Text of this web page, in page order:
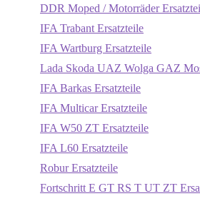
DDR Moped / Motorräder
IFA Trabant Ersatzteile
IFA Wartburg Ersatzteile
Lada Skoda UAZ Wolga GAZ
IFA Barkas Ersatzteile
IFA Multicar Ersatzteile
IFA W50 ZT Ersatzteile
IFA L60 Ersatzteile
Robur Ersatzteile
Fortschritt E GT RS T UT ZT